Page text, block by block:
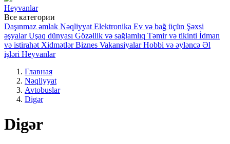
Heyvanlar
Все категории
Daşınmaz əmlak Nəqliyyat Elektronika Ev və bağ üçün Şəxsi
əşyalar Uşaq dünyası Gözəllik və sağlamlıq Təmir və tikinti İdman
və istirahət Xidmətlər Biznes Vakansiyalar Hobbi və əyləncə Əl
işləri Heyvanlar
Главная
Nəqliyyat
Avtobuslar
Digər
Digər